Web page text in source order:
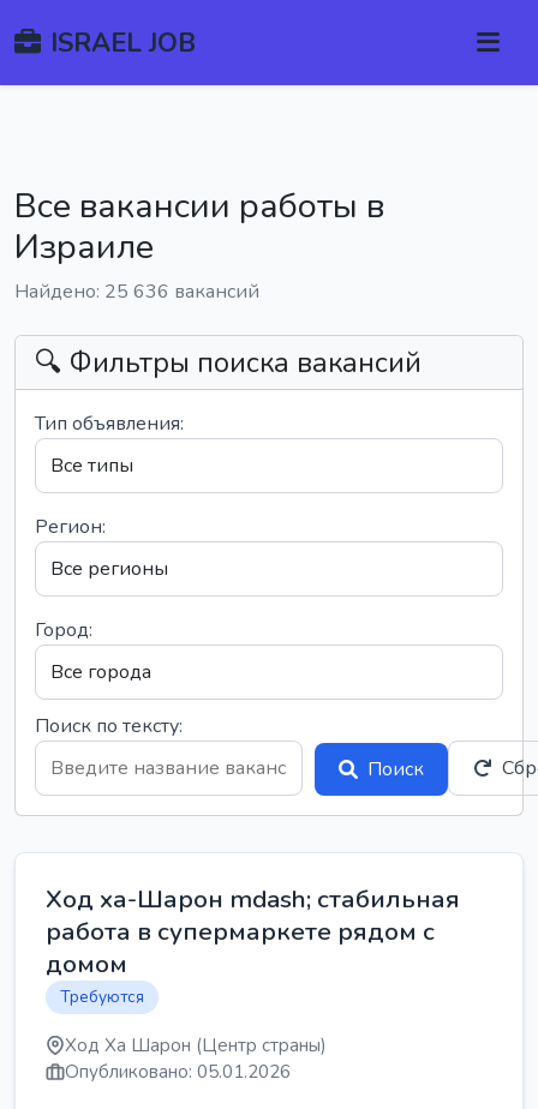
ISRAEL JOB
Все вакансии работы в
Израиле
Найдено: 25 636 вакансий
🔍 Фильтры поиска вакансий
Тип объявления:
Регион:
Город:
Поиск по тексту:
Поиск
Ход ха-Шарон mdash; стабильная
работа в супермаркете рядом с
домом
Требуются
Ход Ха Шарон (Центр страны)
Опубликовано: 05.01.2026